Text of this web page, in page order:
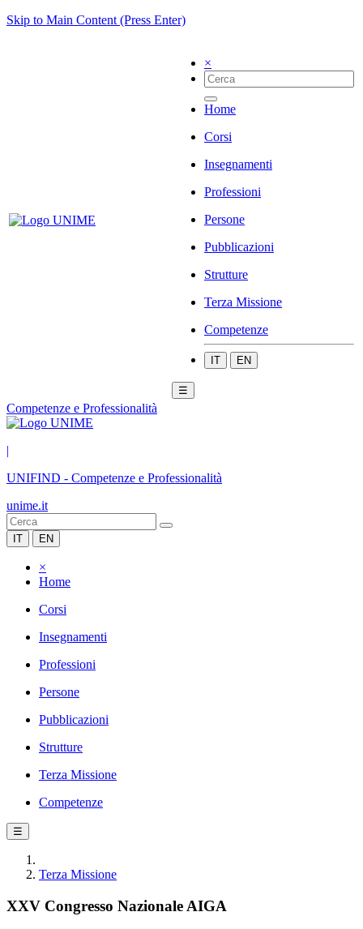
Skip to Main Content (Press Enter)
×
Home
Corsi
Insegnamenti
Professioni
Persone
Pubblicazioni
Strutture
Terza Missione
Competenze
IT EN
☰
Competenze e Professionalità
|
UNIFIND - Competenze e Professionalità
unime.it
IT EN
×
Home
Corsi
Insegnamenti
Professioni
Persone
Pubblicazioni
Strutture
Terza Missione
Competenze
☰
Terza Missione
XXV Congresso Nazionale AIGA